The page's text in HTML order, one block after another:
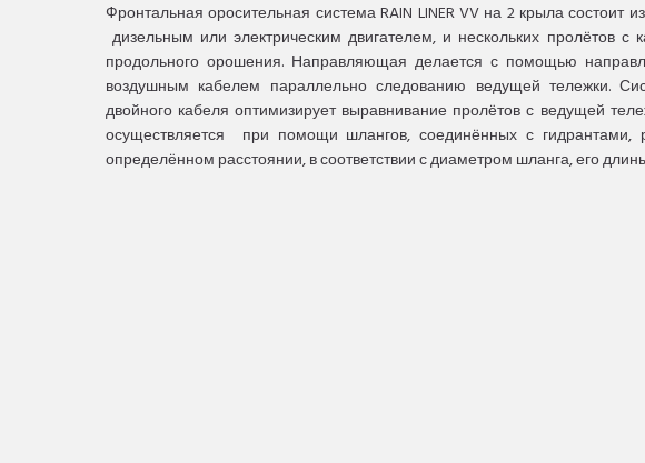
Фронтальная оросительная система RAIN LINER VV на 2 крыла состоит
дизельным или электрическим двигателем, и нескольких пролётов
продольного орошения. Направляющая делается с помощью
воздушным кабелем параллельно следованию ведущей тележки.
двойного кабеля оптимизирует выравнивание пролётов с ведущей
осуществляется при помощи шлангов, соединённых с
определённом расстоянии, в соответствии с диаметром шланга, его